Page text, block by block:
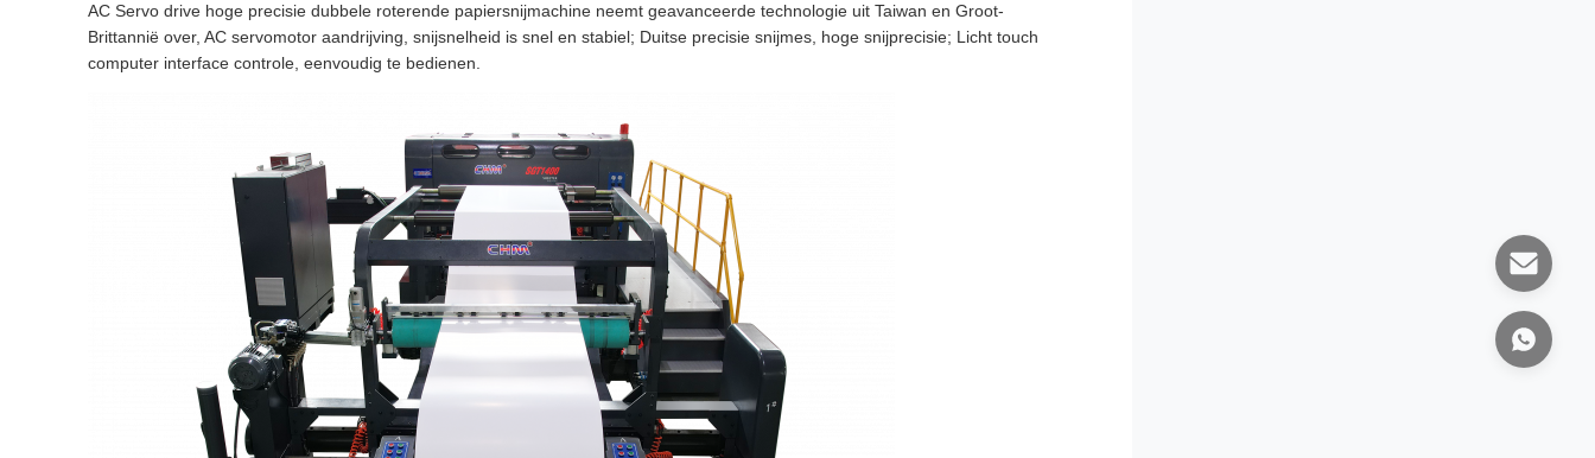
AC Servo drive hoge precisie dubbele roterende papiersnijmachine neemt geavanceerde technologie uit Taiwan en Groot-
Brittannië over, AC servomotor aandrijving, snijsnelheid is snel en stabiel; Duitse precisie snijmes, hoge snijprecisie; Licht touch
computer interface controle, eenvoudig te bedienen.